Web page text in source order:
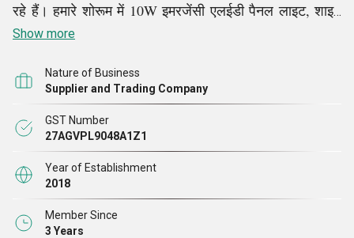
रहे हैं। हमारे शोरूम में 10W इमरजेंसी एलईडी पैनल लाइट, शाइन
एलईडी नाइट लैंप, एलईडी व्हाइट लैंप, सनलाइट एलईडी बैटन, मून
एलईडी स्ट्रीट लाइट और बहुत कुछ शामिल
हमारी अत्यधिक उन्नत रोशनी के साथ, हम एक विशाल ग्राहक की
मांगों को पूरा कर रहे हैं और बाजार में एक उत्कृष्ट व्यावसायिक स्थिति
का आनंद ले रहे हैं। एक ट्रेडर के रूप में, हम केवल उच्च गुणवत्ता
वाले उत्पादों की खरीद और बिक्री करते हैं, जो प्रमाणित निर्माताओं
द्वारा बेहतरीन कच्चे माल से बनाए जाते हैं
Show more
Nature of Business
Supplier and Trading Company
GST Number
27AGVPL9048A1Z1
Year of Establishment
2018
Member Since
3 Years